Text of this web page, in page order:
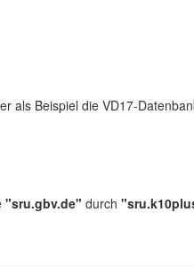
als Beispiel die VD17-
"sru.gbv.de" durch